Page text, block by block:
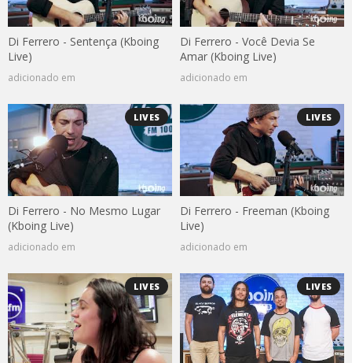
Di Ferrero - Sentença (Kboing
Live)
adicionado em
Di Ferrero - Você Devia Se
Amar (Kboing Live)
adicionado em
LIVES
Di Ferrero - No Mesmo Lugar
(Kboing Live)
adicionado em
LIVES
Di Ferrero - Freeman (Kboing
Live)
adicionado em
LIVES LIVES